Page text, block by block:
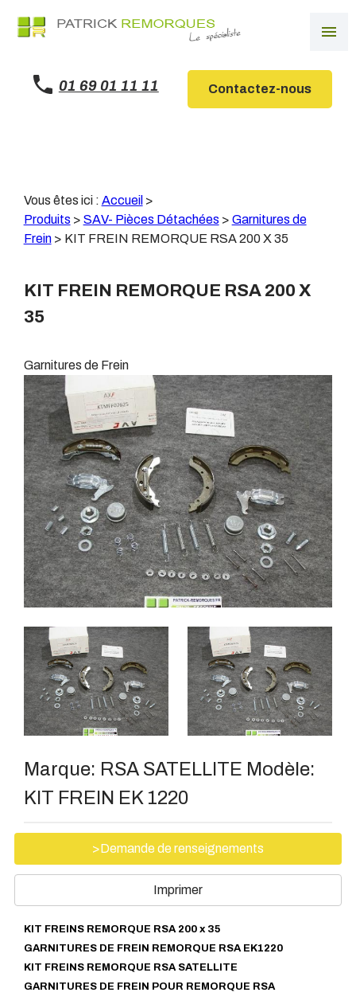
menu
01 69 01 11 11 Contactez-nous
Vous êtes ici : Accueil >
Produits > SAV- Pièces Détachées > Garnitures de
Frein> KIT FREIN REMORQUE RSA 200 X 35
KIT FREIN REMORQUE RSA 200 X
35
Garnitures de Frein
Marque: RSA SATELLITE Modèle:
KIT FREIN EK 1220
>Demande de renseignements
Imprimer
KIT FREINS REMORQUE RSA 200 x 35
GARNITURES DE FREIN REMORQUE RSA EK1220
KIT FREINS REMORQUE RSA SATELLITE
GARNITURES DE FREIN POUR REMORQUE RSA